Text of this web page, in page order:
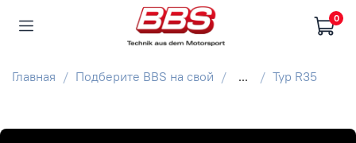
0
Главная Подберите BBS на свой ... Typ R35